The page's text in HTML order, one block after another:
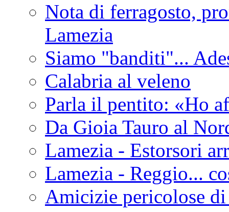
Nota di ferragosto,
Lamezia
Siamo "banditi"...
Calabria al veleno
Parla il pentito: «Ho
Da Gioia Tauro al
Lamezia - Estorsori
Lamezia - Reggio...
Amicizie pericolose